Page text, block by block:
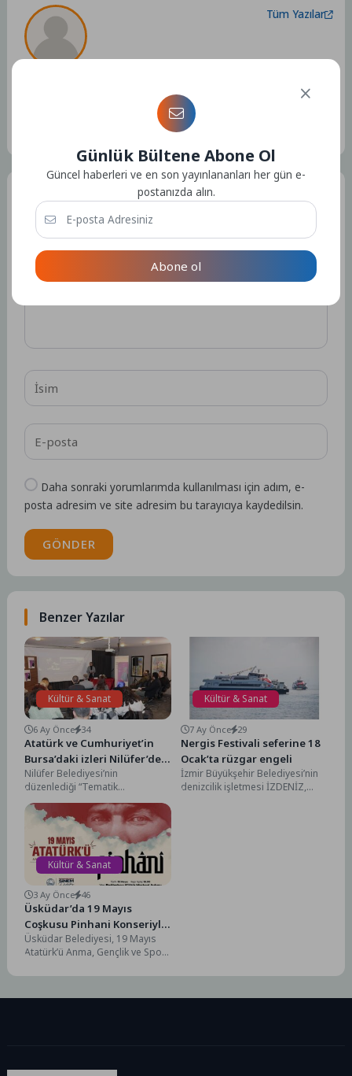
Tüm Yazılar
Kullanıcıya ait herhangi bir sosyal medya veya iletişim bilgisi
Bir Yorum Yazın
E-posta adresiniz yayınlanmayacak.
işaretlenmişlerdir
Daha sonraki yorumlarımda kullanılması için adım, e-
posta adresim ve site adresim bu tarayıcıya kaydedilsin.
GÖNDER
Benzer Yazılar
Kültür & Sanat
6 Ay Önce 34
Atatürk ve Cumhuriyet’in
Bursa’daki izleri Nilüfer’de
konuşuldu
Nilüfer Belediyesi’nin
düzenlediği “Tematik
Buluşmalar” söyleşisinde Doç.
Dr. Hacer Karabağ Arslan,
Bursa’nın işgal yıllarından
modern...
Kültür & Sanat
7 Ay Önce 29
Nergis Festivali seferine 18
Ocak’ta rüzgar engeli
İzmir Büyükşehir Belediyesi’nin
denizcilik işletmesi İZDENİZ,
Kültür & Sanat
3 Ay Önce 46
Üsküdar’da 19 Mayıs
Coşkusu Pinhani Konseriyle
Taçlanacak
Üsküdar Belediyesi, 19 Mayıs
Atatürk’ü Anma, Gençlik ve Spor
Merkezi Avlusu’nda
Günlük Bültene Abone Ol
Güncel haberleri ve en son yayınlananları her gün e-
postanızda alın.
Abone ol